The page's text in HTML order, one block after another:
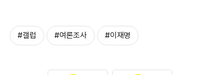
#갤럽 #여론조사 #이재명